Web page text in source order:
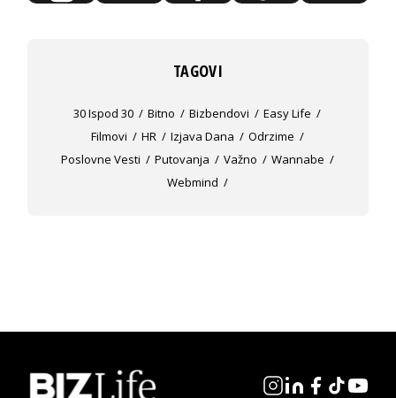
TAGOVI
30 Ispod 30 Bitno Bizbendovi
Easy Life
Filmovi
HR Izjava Dana
Odrzime
Poslovne Vesti
Putovanja Važno
Wannabe
Webmind